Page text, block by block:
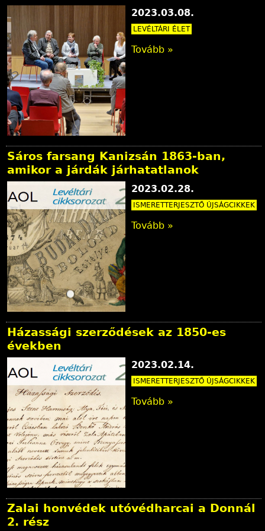
2023.03.08.
LEVÉLTÁRI ÉLET
Tovább »
Sáros farsang Kanizsán 1863-ban,
amikor a járdák járhatatlanok
2023.02.28.
ISMERETTERJESZTŐ ÚJSÁGCIKKEK
Tovább »
Házassági szerződések az 1850-es
években
2023.02.14.
ISMERETTERJESZTŐ ÚJSÁGCIKKEK
Tovább »
Zalai honvédek utóvédharcai a Donnál
2. rész